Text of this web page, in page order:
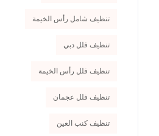
تنظيف شامل رأس الخيمة
تنظيف فلل دبي
تنظيف فلل رأس الخيمة
تنظيف فلل عجمان
تنظيف كنب العين